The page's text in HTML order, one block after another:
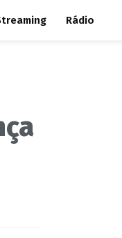
Rádio